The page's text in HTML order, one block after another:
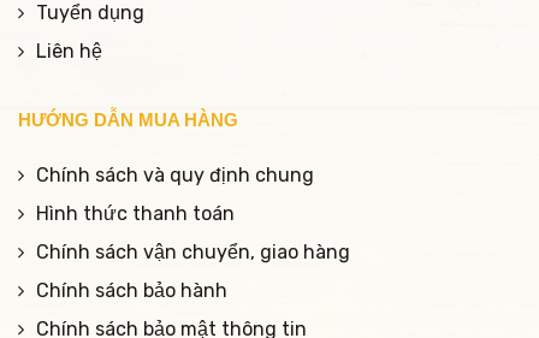
Tuyển dụng
Liên hệ
HƯỚNG DẪN MUA HÀNG
Chính sách và quy định chung
Hình thức thanh toán
Chính sách vận chuyển, giao hàng
Chính sách bảo hành
Chính sách bảo mật thông tin